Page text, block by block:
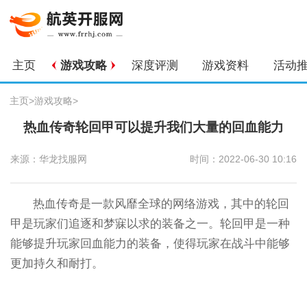
主页 游戏攻略 深度评测 游戏资料 活动
主页>游戏攻略>
热血传奇轮回甲可以提升我们大量的回血能力
来源：华龙找服网 时间：2022-06-30 10:16
热血传奇是一款风靡全球的网络游戏，其中的轮回
甲是玩家们追逐和梦寐以求的装备之一。轮回甲是一种
能够提升玩家回血能力的装备，使得玩家在战斗中能够
更加持久和耐打。